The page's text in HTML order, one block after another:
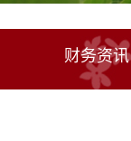
财务资讯